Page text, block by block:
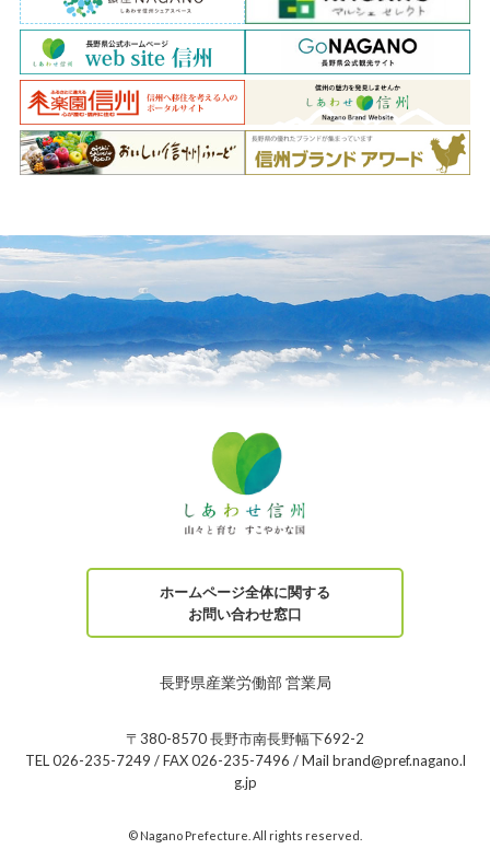
ホームページ全体に関する
お問い合わせ窓口
長野県産業労働部 営業局
〒380-8570 長野市南長野幅下692-2
TEL 026-235-7249 / FAX 026-235-7496 / Mail brand@pref.nagano.l
g.jp
© Nagano Prefecture. All rights reserved.